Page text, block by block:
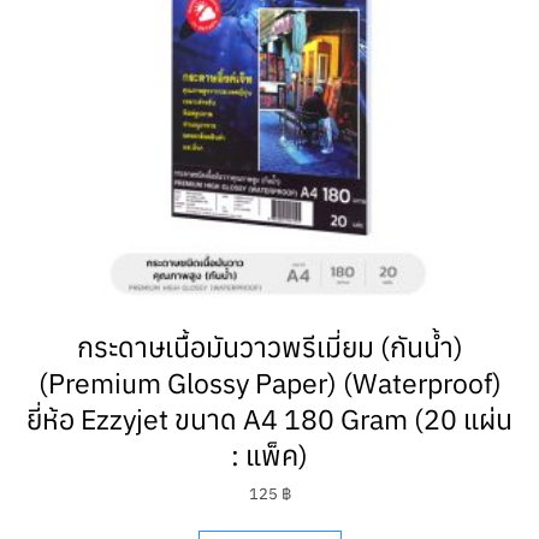
กระดาษเนื้อมันวาวพรีเมี่ยม (กันน้ำ)
(Premium Glossy Paper) (Waterproof)
ยี่ห้อ Ezzyjet ขนาด A4 180 Gram (20 แผ่น
: แพ็ค)
125 ฿